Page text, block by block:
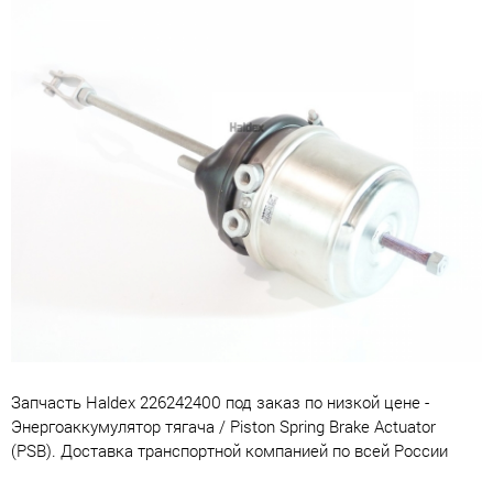
Запчасть Haldex 226242400 под заказ по низкой цене -
Энергоаккумулятор тягача / Piston Spring Brake Actuator
(PSB). Доставка транспортной компанией по всей России